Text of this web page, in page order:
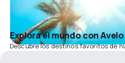
Explora el mundo con
Descubre los destinos favoritos de